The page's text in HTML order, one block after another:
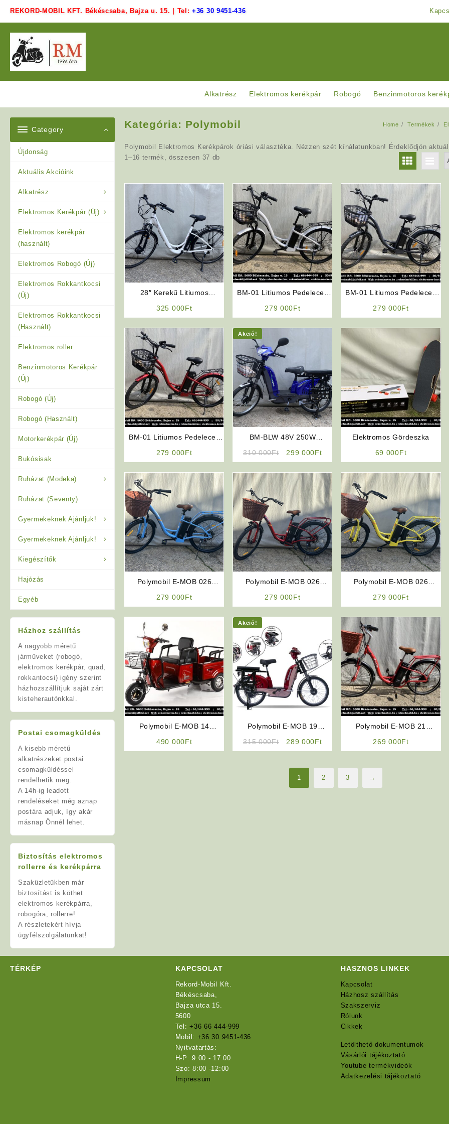
REKORD-MOBIL KFT. Békéscsaba, Bajza u. 15. | Tel:+36 30 9451-436
Alkatrész Elektromos kerékpár Robogó Benzinmotoros
Category
Újdonság
Aktuális Akcióink
Alkatrész
Elektromos Kerékpár (Új)
Elektromos kerékpár
(használt)
Elektromos Robogó (Új)
Elektromos Rokkantkocsi
(Új)
Elektromos Rokkantkocsi
(Használt)
Elektromos roller
Benzinmotoros Kerékpár
(Új)
Robogó (Új)
Robogó (Használt)
Motorkerékpár (Új)
Bukósisak
Ruházat (Modeka)
Ruházat (Seventy)
Gyermekeknek Ajánljuk!
Gyermekeknek Ajánljuk!
Kiegészítők
Hajózás
Egyéb
Házhoz szállítás
A nagyobb méretű
járműveket (robogó,
elektromos kerékpár, quad,
rokkantocsi) igény szerint
házhozszállítjuk saját zárt
kisteherautónkkal.
Postai csomagküldés
A kisebb méretű
alkatrészeket postai
csomagküldéssel
rendelhetik meg.
A 14h-ig leadott
rendeléseket még aznap
postára adjuk, így akár
másnap Önnél lehet.
Biztosítás elektromos
rollerre és kerékpárra
Szaküzletükben már
biztosítást is köthet
elektromos kerékpárra,
robogóra, rollerre!
A részletekért hívja
ügyfélszolgálatunkat!
Kategória: Polymobil Home Termékek
Polymobil Elektromos Kerékpárok óriási választéka. Nézzen szét kínálatunkban! Érdeklődjön
1–16 termék, összesen 37 db
28″ Kerekű Litiumos
325 000Ft
BM-01 Litiumos Pedeleces
279 000Ft
BM-01 Litiumos Pedeleces
279 000Ft
BM-01 Litiumos Pedeleces
279 000Ft
Akció!
BM-BLW 48V 250W
310 000Ft
Original
price
was:
310
000Ft.
299 000FtCurrent
price
is:
299
000Ft.
Elektromos Gördeszka
69 000Ft
Polymobil E-MOB 026
279 000Ft
Polymobil E-MOB 026
279 000Ft
Polymobil E-MOB 026
279 000Ft
Polymobil E-MOB 14
490 000Ft
Akció!
Polymobil E-MOB 19
315 000Ft
Original
price
289 000FtCurrent
price
Polymobil E-MOB 21
269 000Ft
1 2 3 →
TÉRKÉP KAPCSOLAT
Rekord-Mobil Kft.
Békéscsaba,
Bajza utca 15.
5600
Tel:+36 66 444-999
Mobil: +36 30 9451-436
Nyitvatartás:
H-P: 9:00 - 17:00
Szo: 8:00 -12:00
Impressum
HASZNOS LINKEK
Kapcsolat
Házhosz szállítás
Szakszerviz
Rólunk
Cikkek
Letölthető dokumentumok
Vásárlói tájékoztató
Youtube termékvideók
Adatkezelési tájékoztató